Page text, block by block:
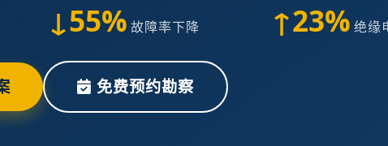
↓55% 故障率下降 ↑23% 绝缘
免费预约勘察